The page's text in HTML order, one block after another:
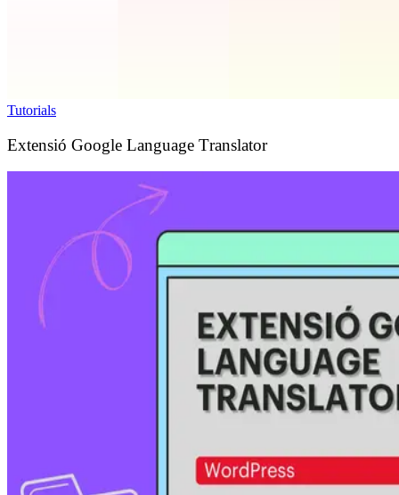
Tutorials
Extensió Google Language Translator